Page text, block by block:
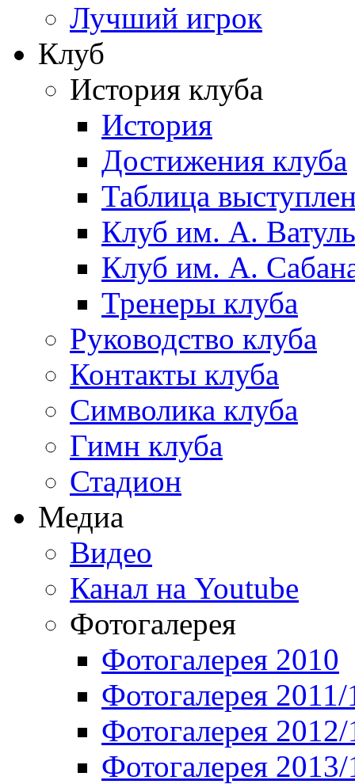
Лучший игрок
Клуб
История клуба
История
Достижения клуба
Таблица
Клуб им. А.
Клуб им. А.
Тренеры клуба
Руководство клуба
Контакты клуба
Символика клуба
Гимн клуба
Стадион
Медиа
Видео
Канал на Youtube
Фотогалерея
Фотогалерея 2010
Фотогалерея 2011/
Фотогалерея
Фотогалерея